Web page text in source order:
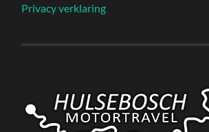
Privacy verklaring